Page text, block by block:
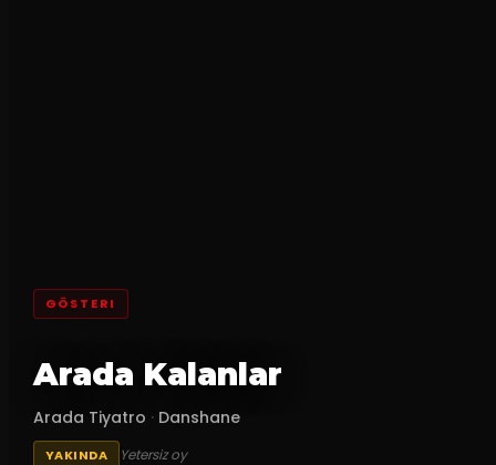
GÖSTERI
Arada Kalanlar
Arada Tiyatro · Danshane
YAKINDA Yetersiz oy